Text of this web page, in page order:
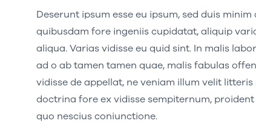
Deserunt ipsum esse eu ipsum, sed duis
quibusdam fore ingeniis cupidatat, aliquip
aliqua. Varias vidisse eu quid sint. In malis
ad o ab tamen tamen quae, malis fabulas
vidisse de appellat, ne veniam illum velit
doctrina fore ex vidisse sempiternum,
quo nescius coniunctione.